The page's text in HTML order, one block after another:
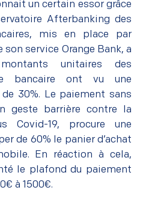
un certain essor grâce
Afterbanking des
mis en place par
son service Orange Bank, a
unitaires des
bancaire ont vu une
30%. Le paiement sans
geste barrière contre la
Covid-19, procure une
de 60% le panier d’achat
En réaction à cela,
le plafond du paiement
à 1500€.